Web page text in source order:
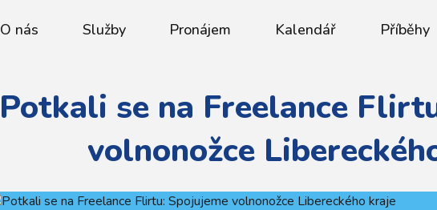
O nás Služby Pronájem Kalendář Příběhy
Potkali se na Freelance
volnonožce